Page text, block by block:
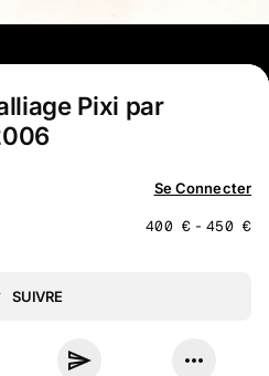
Pixi par
Se Connecter
400 € -450 €
SUIVRE